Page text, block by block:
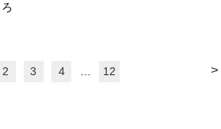
>
2 3 4 … 12